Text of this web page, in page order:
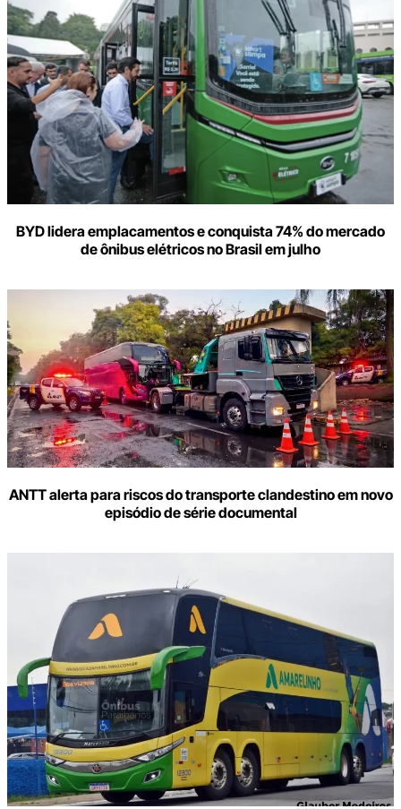
BYD lidera emplacamentos e conquista 74% do mercado
de ônibus elétricos no Brasil em julho
ANTT alerta para riscos do transporte clandestino em novo
episódio de série documental